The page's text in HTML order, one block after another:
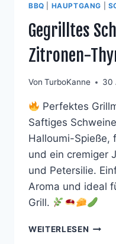
BBQ HAUPTGANG
Gegrilltes
Zitronen-
Von TurboKanne 30
Perfektes
Saftiges
Halloumi-Spieße,
und ein cremiger
und Petersilie.
Aroma und ideal
Grill.
WEITERLESEN